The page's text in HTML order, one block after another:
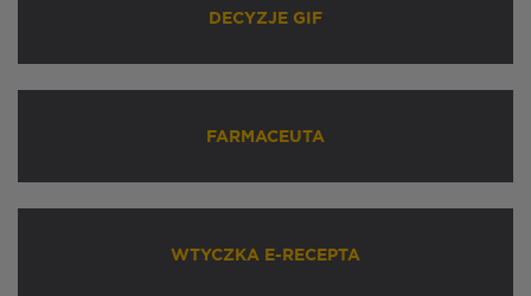
DECYZJE GIF
FARMACEUTA
WTYCZKA E-RECEPTA